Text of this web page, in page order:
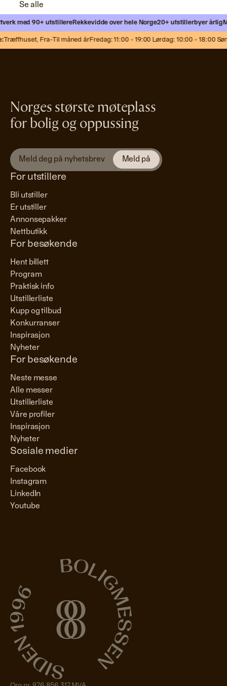
Se alle
med 90+ utstillereRekkevidde over hele Norge20+ utstillerbyer årlig
Træffhuset,Fra-Til måned årFredag: 11:00 - 19:00 Lørdag: 10:00 - 18:00
Norges største møteplass
for bolig og oppussing
For utstillere
Bli utstiller
Er utstiller
Annonsepakker
Nettbutikk
For besøkende
Hent billett
Program
Praktisk info
Utstillerliste
Kupp og tilbud
Konkurranser
Inspirasjon
Nyheter
For besøkende
Neste messe
Alle messer
Utstillerliste
Våre profiler
Inspirasjon
Nyheter
Sosiale medier
Facebook
Instagram
LinkedIn
Youtube